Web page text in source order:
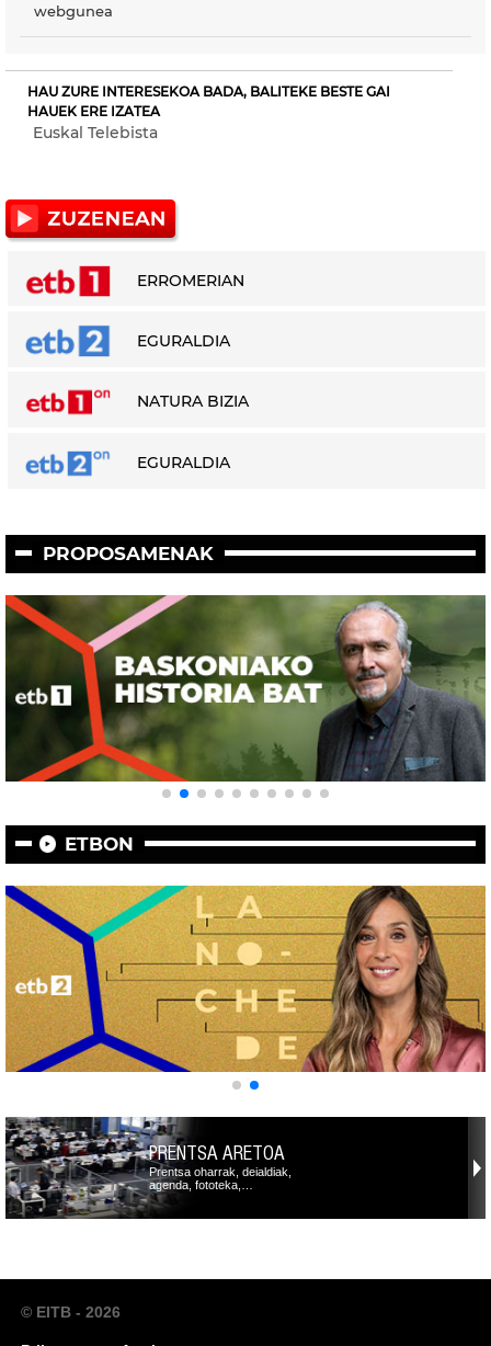
webgunea
HAU ZURE INTERESEKOA BADA, BALITEKE BESTE GAI
HAUEK ERE IZATEA
Euskal Telebista
ERROMERIAN
EGURALDIA
NATURA BIZIA
EGURALDIA
PROPOSAMENAK
ETBON
PRENTSA ARETOA
Prentsa oharrak, deialdiak,
agenda, fototeka,…
© EITB - 2026